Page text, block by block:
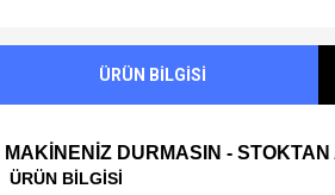
ÜRÜN BİLGİSİ
MAKİNENİZ DURMASIN - STOKTAN
ÜRÜN BİLGİSİ